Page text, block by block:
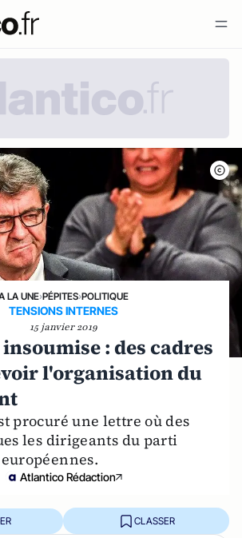
LA UNE›PÉPITES›POLITIQUE
TENSIONS INTERNES
15 janvier 2019
: des cadres
l'organisation du
procuré une lettre où des
les dirigeants du parti
Atlantico Rédaction
CLASSER